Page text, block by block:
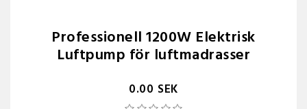
Professionell 1200W Elektrisk
Luftpump för luftmadrasser
0.00 SEK